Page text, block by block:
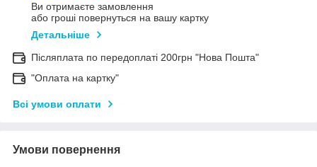
Ви отримаєте замовлення
або гроші повернуться на вашу картку
Детальніше
Післяплата по передоплаті 200грн "Нова Пошта"
"Оплата на картку"
Всі умови оплати
Умови повернення